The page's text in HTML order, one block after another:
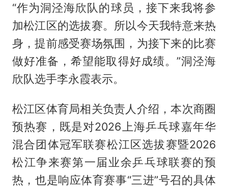
“作为洞泾海欣队的球员，接下来我将参
加松江区的选拔赛。所以今天我特意来热
身，提前感受赛场氛围，为接下来的比赛
做好准备，希望能取得好成绩。”洞泾海
欣队选手李永霞表示。
松江区体育局相关负责人介绍，本次商圈
预热赛，既是对2026上海乒乓球嘉年华
混合团体冠军联赛松江区选拔赛暨2026
松江争来赛第一届业余乒乓球联赛的预
热，也是响应体育赛事“三进”号召的具体